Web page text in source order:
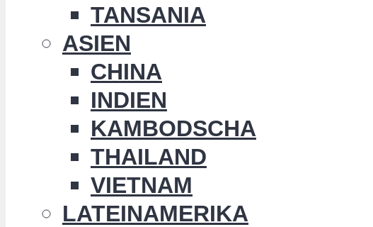
TANSANIA
ASIEN
CHINA
INDIEN
KAMBODSCHA
THAILAND
VIETNAM
LATEINAMERIKA